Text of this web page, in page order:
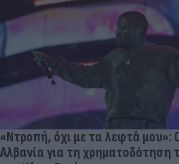
«Ντροπή, όχι με τα λεφτά μου»:
Αλβανία για τη χρηματοδότηση